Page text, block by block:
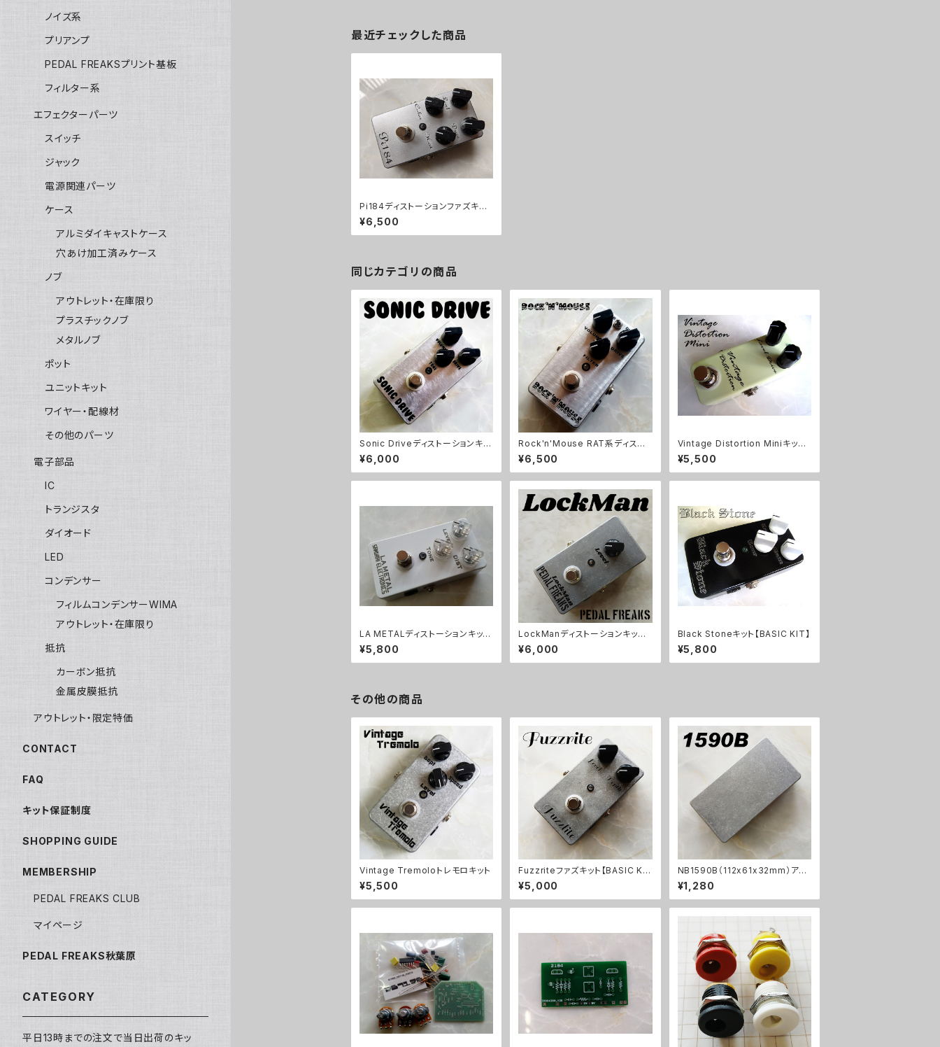
最近チェックした商品
Pi184ディストーションファズキット
【BASIC KIT】
¥6,500
同じカテゴリの商品
Sonic Driveディストーションキッ
ト【BASIC KIT】
¥6,000
Rock'n'Mouse RAT系ディスト
ーションキット【BASIC KIT】
¥6,500
Vintage Distortion Miniキット
【BASIC KIT】
¥5,500
LA METALディストーションキット
【BASIC KIT】
¥5,800
LockManディストーションキット
【PEDAL FREAKS】
¥6,000
Black Stoneキット【BASIC KIT】
¥5,800
その他の商品
Vintage Tremoloトレモロキット
¥5,500
Fuzzriteファズキット【BASIC KI
T】
¥5,000
NB1590B（112x61x32mm）アル
ミダイキャストケース
¥1,280
ノイズ系
プリアンプ
PEDAL FREAKSプリント基板
フィルター系
エフェクターパーツ
スイッチ
ジャック
電源関連パーツ
ケース
アルミダイキャストケース
穴あけ加工済みケース
ノブ
アウトレット・在庫限り
プラスチックノブ
メタルノブ
ポット
ユニットキット
ワイヤー・配線材
その他のパーツ
電子部品
IC
トランジスタ
ダイオード
LED
コンデンサー
フィルムコンデンサーWIMA
アウトレット・在庫限り
抵抗
カーボン抵抗
金属皮膜抵抗
アウトレット・限定特価
CONTACT
FAQ
キット保証制度
SHOPPING GUIDE
MEMBERSHIP
PEDAL FREAKS CLUB
マイページ
PEDAL FREAKS秋葉原
CATEGORY
平日13時までの注文で当日出荷のキッ